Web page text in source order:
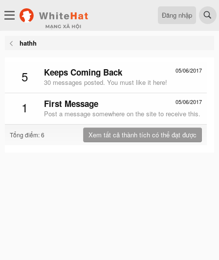
Đăng nhập
hathh
5 05/06/2017
Keeps Coming Back
30 messages posted. You must like it here!
1 05/06/2017
First Message
Post a message somewhere on the site to receive this.
Tổng điểm: 6 Xem tất cả thành tích có thể đạt được